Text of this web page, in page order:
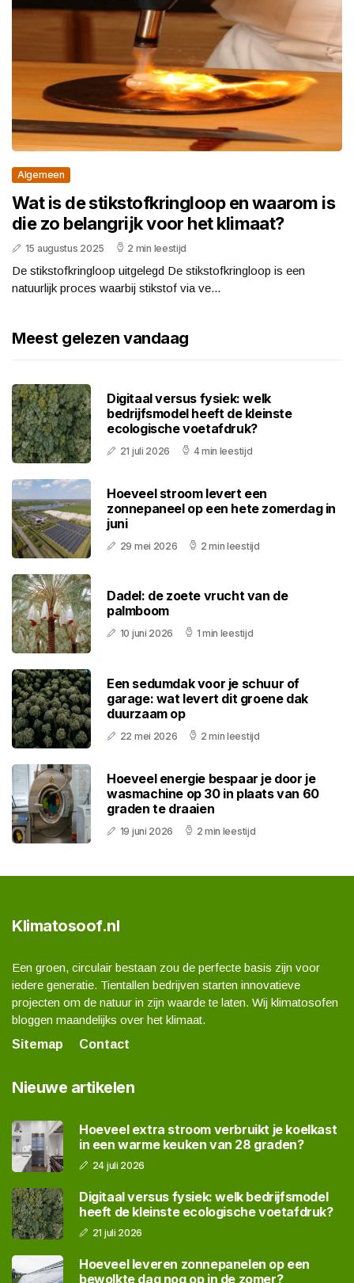
Algemeen
Wat is de stikstofkringloop en waarom is
die zo belangrijk voor het klimaat?
15 augustus 2025 2 min leestijd
De stikstofkringloop uitgelegd De stikstofkringloop is een
natuurlijk proces waarbij stikstof via ve...
Meest gelezen vandaag
Digitaal versus fysiek: welk
bedrijfsmodel heeft de kleinste
ecologische voetafdruk?
21 juli 2026 4 min leestijd
Hoeveel stroom levert een
zonnepaneel op een hete zomerdag in
juni
29 mei 2026 2 min leestijd
Dadel: de zoete vrucht van de
palmboom
10 juni 2026 1 min leestijd
Een sedumdak voor je schuur of
garage: wat levert dit groene dak
duurzaam op
22 mei 2026 2 min leestijd
Hoeveel energie bespaar je door je
wasmachine op 30 in plaats van 60
graden te draaien
19 juni 2026 2 min leestijd
Klimatosoof.nl
Een groen, circulair bestaan zou de perfecte basis zijn voor
iedere generatie. Tientallen bedrijven starten innovatieve
projecten om de natuur in zijn waarde te laten. Wij klimatosofen
bloggen maandelijks over het klimaat.
Sitemap
Contact
Nieuwe artikelen
Hoeveel extra stroom verbruikt je koelkast
in een warme keuken van 28 graden?
24 juli 2026
Digitaal versus fysiek: welk bedrijfsmodel
heeft de kleinste ecologische voetafdruk?
21 juli 2026
Hoeveel leveren zonnepanelen op een
bewolkte dag nog op in de zomer?